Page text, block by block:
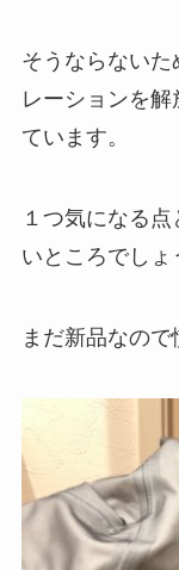
そうならない
レーションを
ています。
１つ気になる
いところでしょ
まだ新品なので